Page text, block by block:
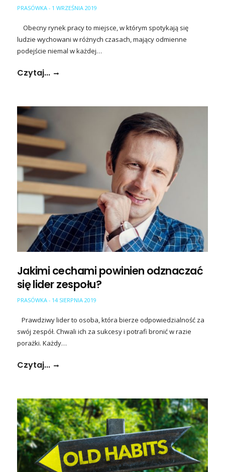
PRASÓWKA - 1 WRZEŚNIA 2019
Obecny rynek pracy to miejsce, w którym spotykają się
ludzie wychowani w różnych czasach, mający odmienne
podejście niemal w każdej…
Czytaj...
Jakimi cechami powinien odznaczać
się lider zespołu?
PRASÓWKA - 14 SIERPNIA 2019
Prawdziwy lider to osoba, która bierze odpowiedzialność za
swój zespół. Chwali ich za sukcesy i potrafi bronić w razie
porażki. Każdy…
Czytaj...